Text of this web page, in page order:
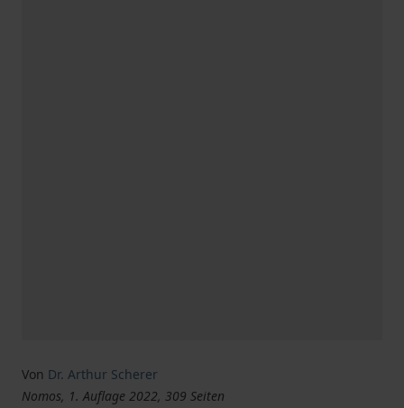
Von Dr. Arthur Scherer
Nomos, 1. Auflage 2022, 309 Seiten